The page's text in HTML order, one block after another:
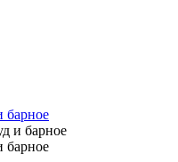
барное
и барное
барное